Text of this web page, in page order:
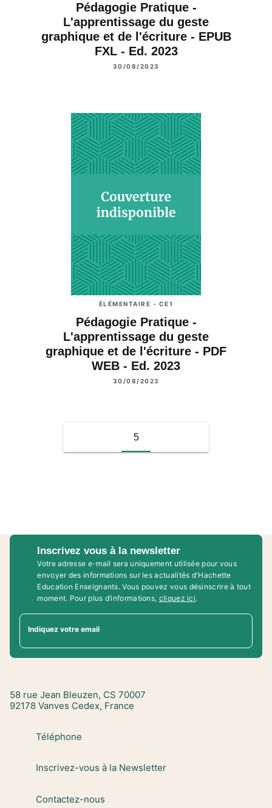
Pédagogie Pratique -
L'apprentissage du geste
graphique et de l'écriture - EPUB
FXL - Ed. 2023
30/08/2023
ÉLÉMENTAIRE - CE1
Pédagogie Pratique -
L'apprentissage du geste
graphique et de l'écriture - PDF
WEB - Ed. 2023
30/08/2023
5
Inscrivez vous à la newsletter
Votre adresse e-mail sera uniquement utilisée pour vous
envoyer des informations sur les actualités d'Hachette
Education Enseignants. Vous pouvez vous désinscrire à tout
moment. Pour plus d’informations, cliquez ici.
Indiquez votre email
58 rue Jean Bleuzen, CS 70007
92178 Vanves Cedex, France
Téléphone
Inscrivez-vous à la Newsletter
Contactez-nous